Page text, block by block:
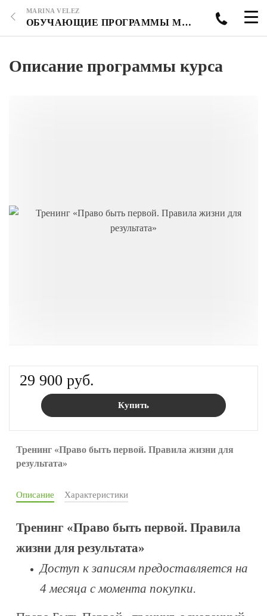
MARINA VELEZ
ОБУЧАЮЩИЕ ПРОГРАММЫ МАРИНЫ ВЕЛЕС
Описание программы курса
29 900 руб.
Купить
Тренинг «Право быть первой. Правила жизни для
результата»
Описание Характеристики
Тренинг «Право быть первой. Правила
жизни для результата»
Доступ к записям предоставляется на
4 месяца с момента покупки.